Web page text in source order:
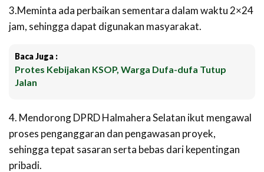
3.Meminta ada perbaikan sementara dalam waktu 2×24
jam, sehingga dapat digunakan masyarakat.
Baca Juga :
Protes Kebijakan KSOP, Warga Dufa-dufa Tutup
Jalan
4. Mendorong DPRD Halmahera Selatan ikut mengawal
proses penganggaran dan pengawasan proyek,
sehingga tepat sasaran serta bebas dari kepentingan
pribadi.